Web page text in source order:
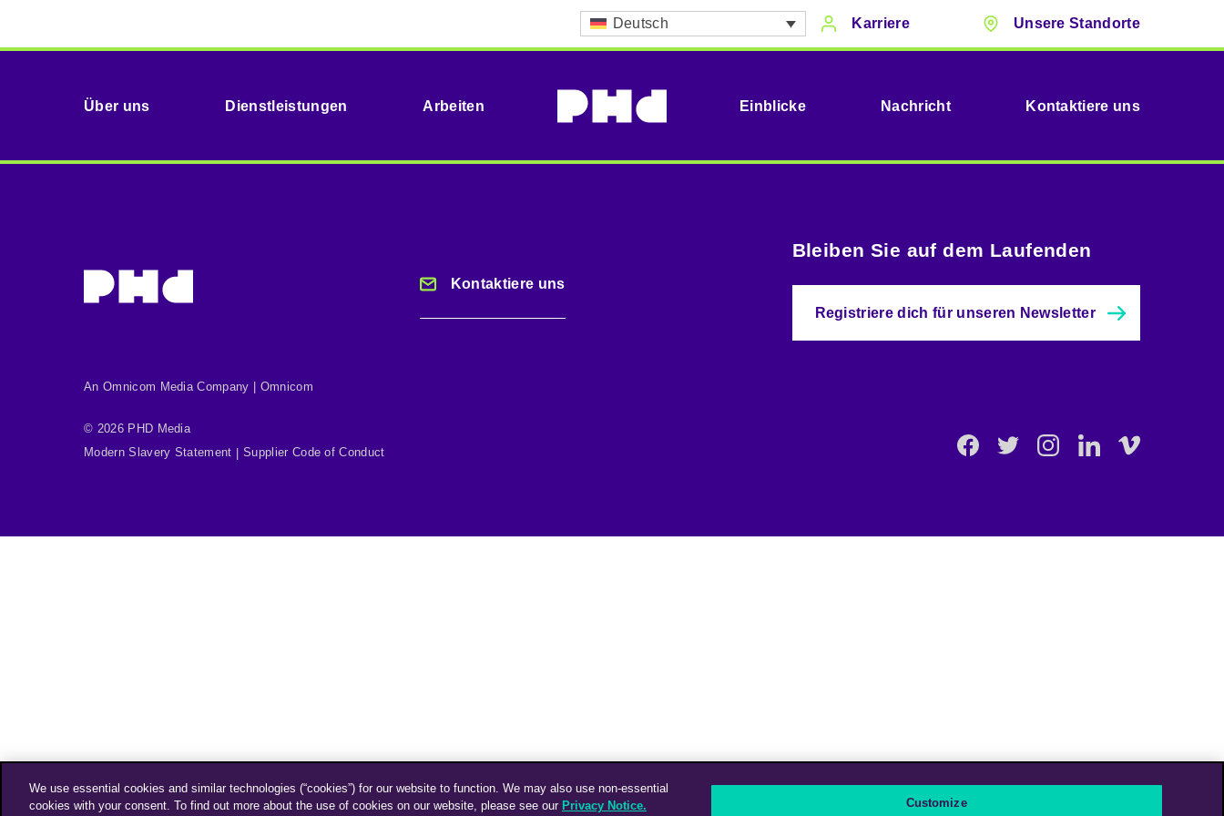
Deutsch Karriere Unsere Standorte
Über uns Dienstleistungen Arbeiten Einblicke Nachricht Kontaktiere uns
Kontaktiere uns
Bleiben Sie auf dem Laufenden
Registriere dich für unseren Newsletter
Facebook
Twitter InstagramLinkedinVimeo
An Omnicom Media Company | Omnicom
© 2026 PHD Media
Modern Slavery Statement
Supplier Code of Conduct
We use essential cookies and similar technologies (“cookies”) for our website to function. We may also use non-essential
cookies with your consent. To find out more about the use of cookies on our website, please see our Privacy Notice. Customize